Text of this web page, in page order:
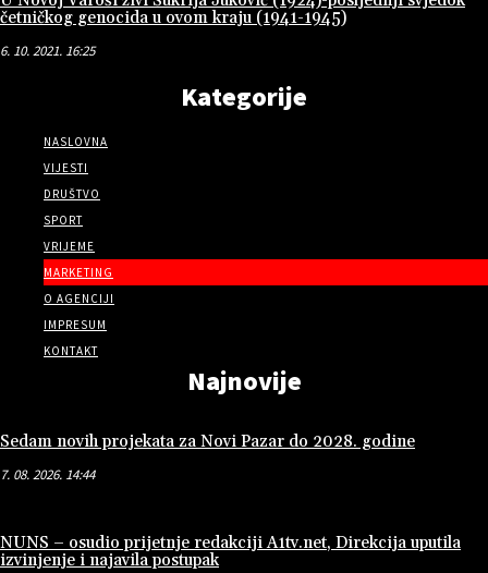
četničkog genocida u ovom kraju (1941-1945)
6. 10. 2021. 16:25
Kategorije
NASLOVNA
VIJESTI
DRUŠTVO
SPORT
VRIJEME
MARKETING
O AGENCIJI
IMPRESUM
KONTAKT
Najnovije
Sedam novih projekata za Novi Pazar do 2028. godine
7. 08. 2026. 14:44
NUNS – osudio prijetnje redakciji A1tv.net, Direkcija uputila
izvinjenje i najavila postupak